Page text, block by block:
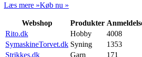
Læs mere »Køb nu »
Webshop Produkter
Rito.dk
Hobby 4008
SymaskineTorvet.dk Syning 1353
Strikkes.dk
Garn 171